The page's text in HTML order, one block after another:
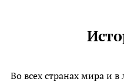
Во всех странах мира и